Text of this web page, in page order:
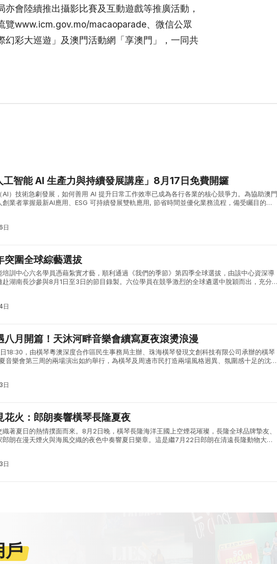
會陸續推出攝影比賽及互動遊戲等推廣活動，
覽www.icm.gov.mo/macaoparade、微信公眾
幻彩大巡遊」及澳門活動網「享澳門」，一同共
工智能 AI 生產力與持續發展講座」8月17日免費開鑼
AI）技術急劇發展，如何善用 AI 提升日常工作效率已成為各行各業的核心競爭力。為協助澳門
創業者掌握最新AI應用、ESG 可持續發展雙軌應用, 節省時間並優化業務流程，備受矚目的
日
突圍全球綜藝選拔
培訓中心六名學員憑藉紮實才藝，順利通過《我們的季節》第四季全球選拔，由該中心資深導
赴湖南長沙參與8月1日至3日的節目錄製。六位學員在競爭激烈的全球遴選中脫穎而出，充分
日
八月開篇！天沐河畔音樂會續寫夏夜滾燙浪漫
18:30，由橫琴粵澳深度合作區民生事務局主辦、珠海橫琴發現文創科技有限公司承辦的橫琴
音樂會第三周的兩場演出如約舉行，為橫琴及周邊市民打造兩場風格迥異、氛圍感十足的沈浸
日
花火：郎朗奏響橫琴長隆夏夜
著夏日的熱情撲面而來。8月2日晚，橫琴長隆海洋王國上空煙花璀璨，長隆全球品牌摯友、
郎朗在漫天煙火與海風交織的夜色中奏響夏日樂章。這是繼7月22日郎朗在清遠長隆動物大越
日
戶